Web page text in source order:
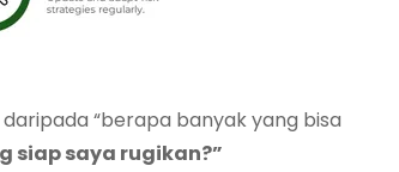
“berapa banyak yang bisa
siap saya rugikan?”